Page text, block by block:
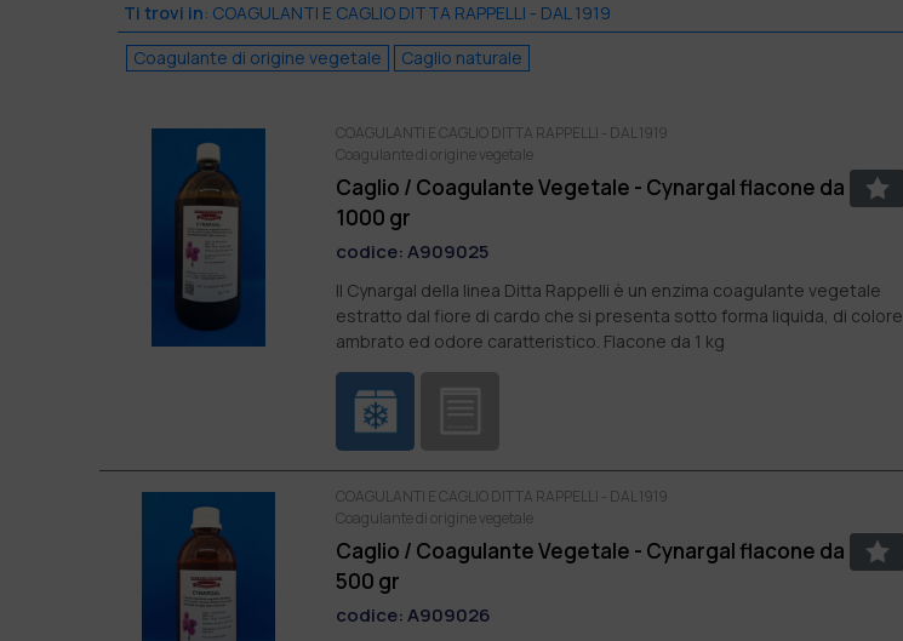
Ti trovi in: COAGULANTI E CAGLIO DITTA RAPPELLI - DAL 1919
Coagulante di origine vegetale
Caglio naturale
COAGULANTI E CAGLIO DITTA RAPPELLI - DAL 1919
Coagulante di origine vegetale
Caglio / Coagulante Vegetale - Cynargal flacone da
1000 gr
codice:A909025
Il Cynargal della linea Ditta Rappelli è un enzima coagulante vegetale
estratto dal fiore di cardo che si presenta sotto forma liquida, di colore
ambrato ed odore caratteristico. Flacone da 1 kg
COAGULANTI E CAGLIO DITTA RAPPELLI - DAL 1919
Coagulante di origine vegetale
Caglio / Coagulante Vegetale - Cynargal flacone da
500 gr
codice:A909026